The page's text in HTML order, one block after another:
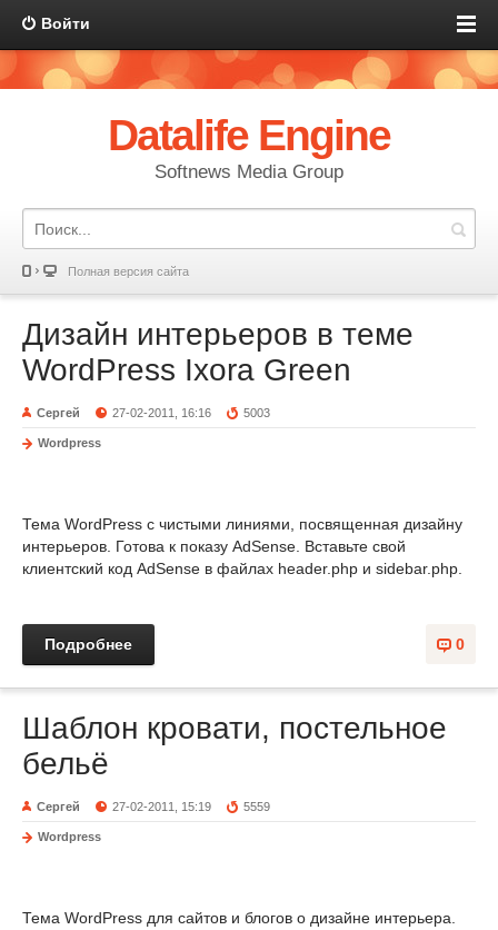
Войти
Datalife Engine
Softnews Media Group
Полная версия сайта
Дизайн интерьеров в теме
WordPress Ixora Green
Сергей 27-02-2011, 16:16 5003
Wordpress
Тема WordPress с чистыми линиями, посвященная дизайну
интерьеров. Готова к показу AdSense. Вставьте свой
клиентский код AdSense в файлах header.php и sidebar.php.
0
Подробнее
Шаблон кровати, постельное
бельё
Сергей 27-02-2011, 15:19 5559
Wordpress
Тема WordPress для сайтов и блогов о дизайне интерьера.